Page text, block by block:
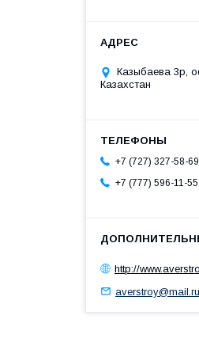
Казыбаева 3р,
Казахстан
+7 (727) 327-58-69
+7 (777) 596-11-55
http://
averstroy@mail.ru